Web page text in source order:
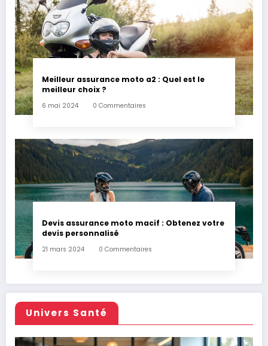
Meilleur assurance moto a2 : Quel est le
meilleur choix ?
6 mai 2024 0 Commentaires
Devis assurance moto macif : Obtenez votre
devis personnalisé
21 mars 2024 0 Commentaires
Univers Santé